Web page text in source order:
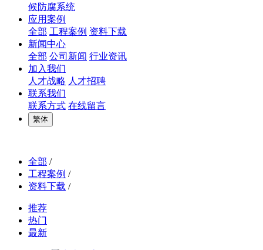
候防腐系统
应用案例
全部 工程案例 资料下载
新闻中心
全部 公司新闻 行业资讯
加入我们
人才战略 人才招聘
联系我们
联系方式 在线留言
繁体
全部 /
工程案例 /
资料下载 /
推荐
热门
最新